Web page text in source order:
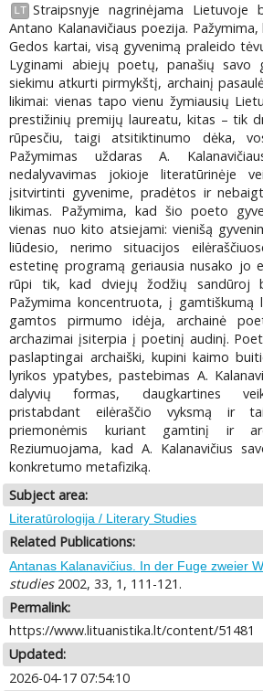
LT Straipsnyje nagrinėjama Lietuvoje
Antano Kalanavičiaus poezija.
Gedos kartai, visą gyvenimą praleido
Lyginami abiejų poetų, panašių savo
siekimu atkurti pirmykštį, archainį
likimai: vienas tapo vienu žymiausių
prestižinių premijų laureatu, kitas – tik
rūpesčiu, taigi atsitiktinumo dėka,
Pažymimas uždaras A.
nedalyvavimas jokioje literatūrinėje
įsitvirtinti gyvenime, pradėtos ir
likimas. Pažymima, kad šio poeto
vienas nuo kito atsiejami: vienišą
liūdesio, nerimo situacijos
estetinę programą geriausia nusako jo
rūpi tik, kad dviejų žodžių sandūroj
Pažymima koncentruota, į gamtiškumą
gamtos pirmumo idėja, archainė
archazimai įsiterpia į poetinį audinį.
paslaptingai archaiški, kupini kaimo
lyrikos ypatybes, pastebimas A.
dalyvių formas, daugkartines
pristabdant eilėraščio vyksmą ir
priemonėmis kuriant gamtinį ir
Reziumuojama, kad A. Kalanavičius
konkretumo metafiziką.
Subject area:
Literatūrologija / Literary Studies
Related Publications:
Antanas Kalanavičius. In der Fuge zweier
studies2002, 33, 1, 111-121.
Permalink:
https://www.lituanistika.lt/content/51481
Updated:
2026-04-17 07:54:10